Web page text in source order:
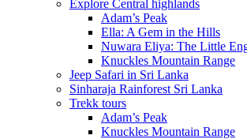
Explore Central highlands
Adam’s Peak
Ella: A Gem in the Hills
Nuwara Eliya: The Little
Knuckles Mountain Range
Jeep Safari in Sri Lanka
Sinharaja Rainforest Sri Lanka
Trekk tours
Adam’s Peak
Knuckles Mountain Range